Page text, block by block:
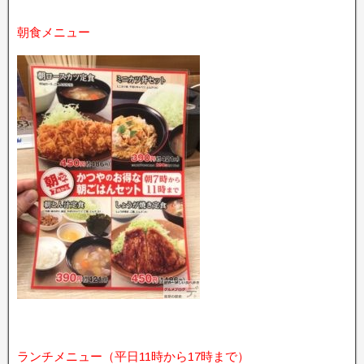
朝食メニュー
ランチメニュー（平日11時から17時まで）